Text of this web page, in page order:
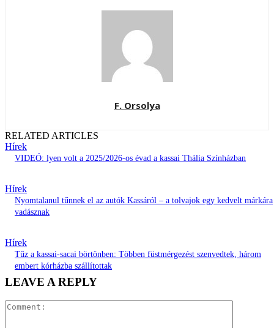
F. Orsolya
RELATED ARTICLES
Hírek
VIDEÓ: lyen volt a 2025/2026-os évad a kassai Thália Színházban
Hírek
Nyomtalanul tűnnek el az autók Kassáról – a tolvajok egy kedvelt márkára
vadásznak
Hírek
Tűz a kassai-sacai börtönben: Többen füstmérgezést szenvedtek, három
embert kórházba szállítottak
LEAVE A REPLY